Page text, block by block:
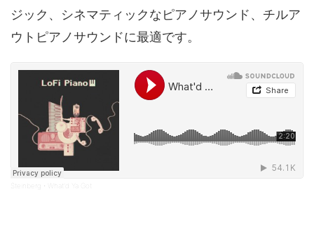
ジック、シネマティックなピアノサウンド、チルア
ウトピアノサウンドに最適です。
· What'd Ya Got